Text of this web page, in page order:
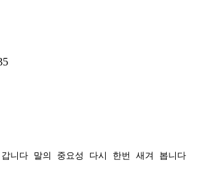
니다 말의 중요성 다시 한번 새겨 봅니다